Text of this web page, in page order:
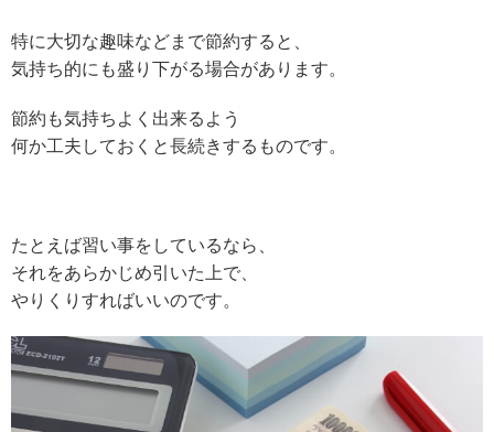
特に大切な趣味などまで節約すると、
気持ち的にも盛り下がる場合があります。
節約も気持ちよく出来るよう
何か工夫しておくと長続きするものです。
たとえば習い事をしているなら、
それをあらかじめ引いた上で、
やりくりすればいいのです。